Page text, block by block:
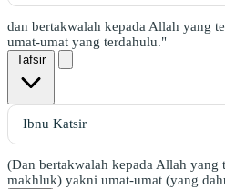
dan bertakwalah kepada Allah yang
umat-umat yang terdahulu."
Tafsir
(Dan bertakwalah kepada Allah yang
makhluk) yakni umat-umat (yang